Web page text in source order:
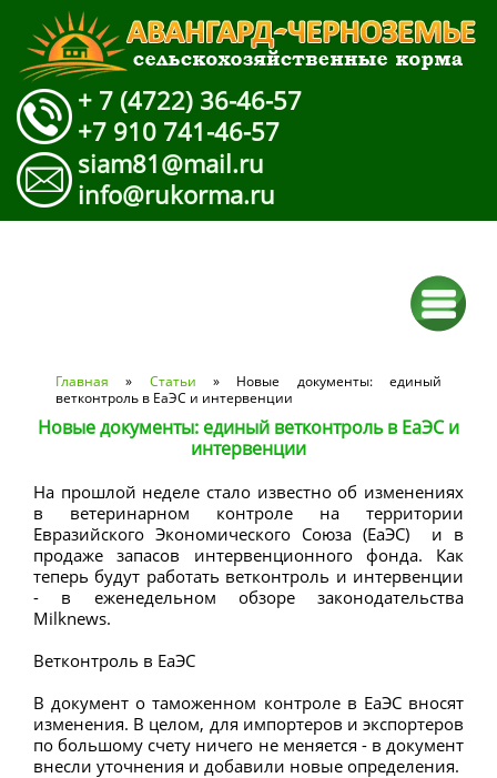
+ 7 (4722) 36-46-57
+7 910 741-46-57
siam81@mail.ru
info@rukorma.ru
Вы здесь
Главная » Статьи » Новые документы: единый
ветконтроль в ЕаЭС и интервенции
Новые документы: единый ветконтроль в ЕаЭС и
интервенции
На прошлой неделе стало известно об изменениях
в ветеринарном контроле на территории
Евразийского Экономического Союза (ЕаЭС) и в
продаже запасов интервенционного фонда. Как
теперь будут работать ветконтроль и интервенции
- в еженедельном обзоре законодательства
Milknews.
Ветконтроль в ЕаЭС
В документ о таможенном контроле в ЕаЭС вносят
изменения. В целом, для импортеров и экспортеров
по большому счету ничего не меняется - в документ
внесли уточнения и добавили новые определения.